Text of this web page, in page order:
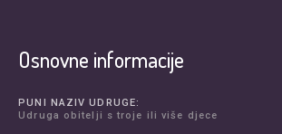
Osnovne informacije
PUNI NAZIV UDRUGE:
Udruga obitelji s troje ili više djece